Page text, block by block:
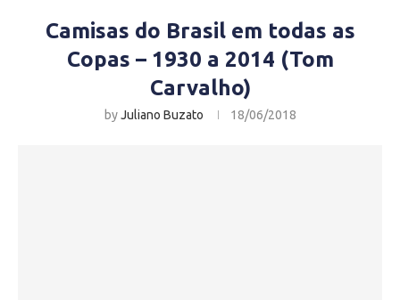
Camisas do Brasil em todas as
Copas – 1930 a 2014 (Tom
Carvalho)
byJuliano Buzato 18/06/2018